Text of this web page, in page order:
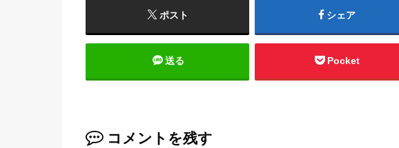
ポスト シェア
送る Pocket
コメントを残す